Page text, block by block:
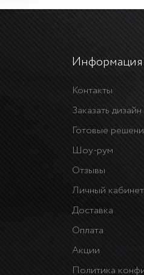
Информация
Контакты
Заказать дизайн
Готовые
Шоу-рум
Отзывы
Личный кабинет
Доставка
Оплата
Акции
Политика